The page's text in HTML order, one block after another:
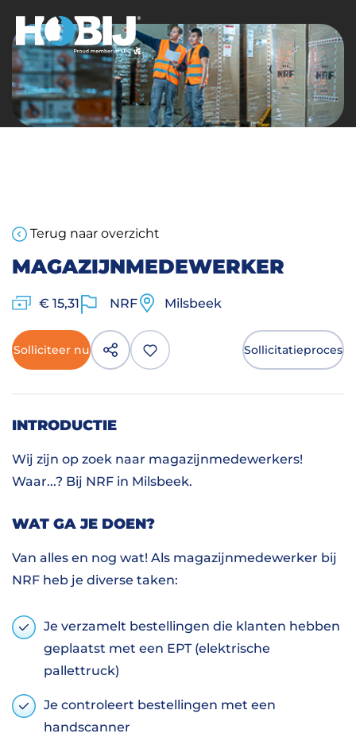
Terug naar overzicht
MAGAZIJNMEDEWERKER
€ 15,31 NRF Milsbeek
Solliciteer nu Sollicitatieproces
INTRODUCTIE
Wij zijn op zoek naar magazijnmedewerkers!
Waar...? Bij NRF in Milsbeek.
WAT GA JE DOEN?
Van alles en nog wat! Als magazijnmedewerker bij
NRF heb je diverse taken:
Je verzamelt bestellingen die klanten hebben
geplaatst met een EPT (elektrische
pallettruck)
Je controleert bestellingen met een
handscanner